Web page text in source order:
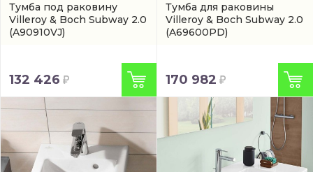
Тумба под раковину
Villeroy & Boch Subway 2.0
(A90910VJ)
132 426
Тумба для раковины
Villeroy & Boch Subway 2.0
(A69600PD)
170 982